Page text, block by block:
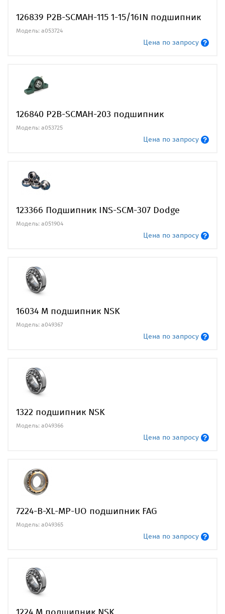
126839 P2B-SCMAH-115 1-15/16IN подшипник
Модель: a053724
Цена по запросу
126840 P2B-SCMAH-203 подшипник
Модель: a053725
Цена по запросу
123366 Подшипник INS-SCM-307 Dodge
Модель: a051904
Цена по запросу
16034 M подшипник NSK
Модель: a049367
Цена по запросу
1322 подшипник NSK
Модель: a049366
Цена по запросу
7224-B-XL-MP-UO подшипник FAG
Модель: a049365
Цена по запросу
1224 M подшипник NSK